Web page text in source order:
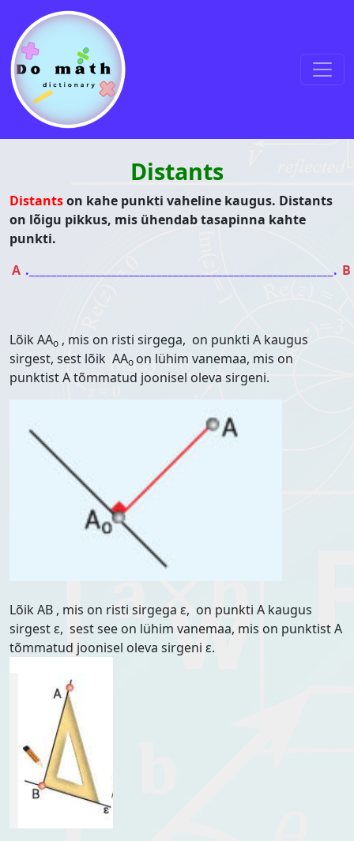
Skip to content
Main Navigation
Distants
Distantson kahe punkti vaheline kaugus. Distants
on lõigu pikkus, mis ühendab tasapinna kahte
punkti.
A ._______________________________________________________. B
Lõik AAo , mis on risti sirgega, on punkti A kaugus
sirgest, sest lõik AAo on lühim vanemaa, mis on
punktist A tõmmatud joonisel oleva sirgeni.
Lõik AB , mis on risti sirgega ε, on punkti A kaugus
sirgest ε, sest see on lühim vanemaa, mis on punktist A
tõmmatud joonisel oleva sirgeni ε.